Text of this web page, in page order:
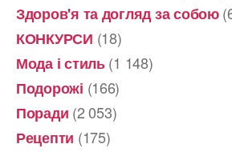
Здоров'я та догляд за собою
КОНКУРСИ (18)
Мода і стиль(1 148)
Подорожі (166)
Поради (2 053)
Рецепти (175)